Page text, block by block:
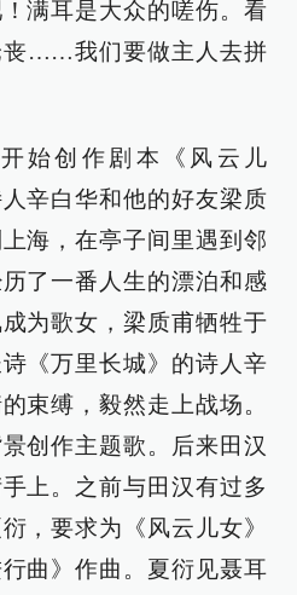
满耳是大众的嗟伤。看
丧……我们要做主人去拼
始创作剧本《风云儿
辛白华和他的好友梁质
海，在亭子间里遇到邻
了一番人生的漂泊和感
为歌女，梁质甫牺牲于
《万里长城》的诗人辛
束缚，毅然走上战场。
创作主题歌。后来田汉
上。之前与田汉有过多
，要求为《风云儿女》
曲》作曲。夏衍见聂耳